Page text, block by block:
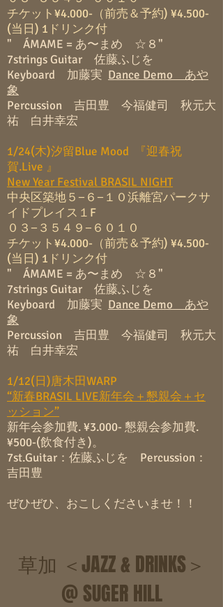
チケット¥4.000-（前売＆予約) ¥4.500-
(当日) 1ドリンク付
" ÁMAME = あ〜まめ ☆８"
7strings Guitar 佐藤ふじを
Keyboard 加藤実 Dance Demo あや
象
Percussion 吉田豊 今福健司 秋元大
祐 白井幸宏
1/24(木)汐留Blue Mood 『迎春祝
賀.Live 』
New Year Festival BRASIL NIGHT
中央区築地５−６−１０浜離宮パークサ
イドプレイス１F
０３−３５４９−６０１０
チケット¥4.000-（前売＆予約) ¥4.500-
(当日) 1ドリンク付
" ÁMAME = あ〜まめ ☆８"
7strings Guitar 佐藤ふじを
Keyboard 加藤実 Dance Demo あや
象
Percussion 吉田豊 今福健司 秋元大
祐 白井幸宏
1/12(日)唐木田WARP
“新春BRASIL LIVE新年会＋懇親会＋セ
ッション”
新年会参加費. ¥3.000- 懇親会参加費.
¥500-(飲食付き)。
7st.Guitar：佐藤ふじを Percussion：
吉田豊
ぜひぜひ、おこしくださいませ！！
草加 ＜JAZZ & DRINKS＞
@ SUGER HILL